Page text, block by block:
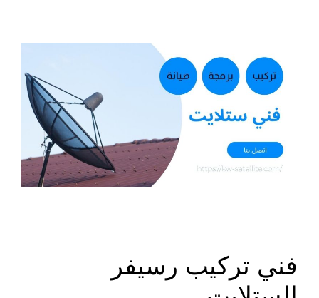
فني تركيب رسيفر